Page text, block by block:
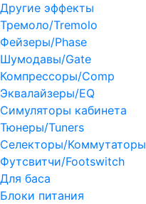
Другие эффекты
Тремоло/Tremolo
Фейзеры/Phase
Шумодавы/Gate
Компрессоры/Comp
Эквалайзеры/EQ
Симуляторы кабинета
Тюнеры/Tuners
Селекторы/Коммутаторы
Футсвитчи/Footswitch
Для баса
Блоки питания